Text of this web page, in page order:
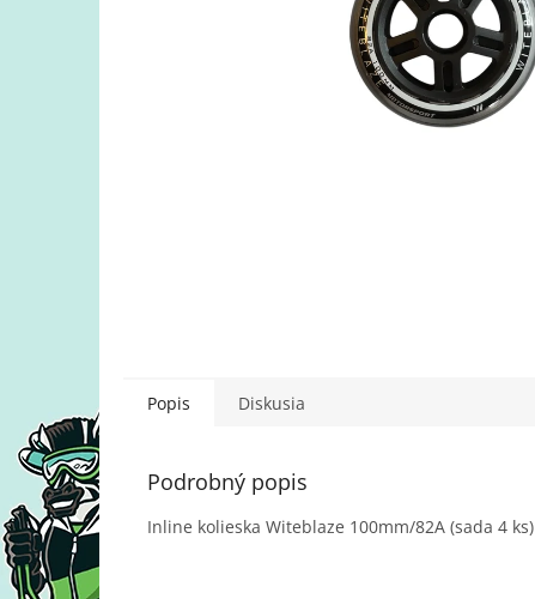
Popis Diskusia
Podrobný popis
Inline kolieska Witeblaze 100mm/82A (sada 4 ks)